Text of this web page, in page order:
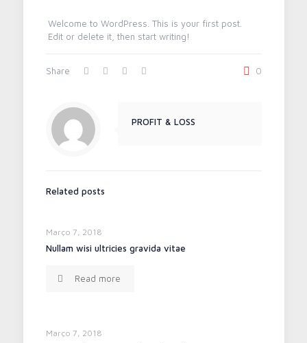
Welcome to WordPress. This is your first post.
Edit or delete it, then start writing!
Share 0
PROFIT & LOSS
Related posts
Março 7, 2018
Nullam wisi ultricies gravida vitae
Read more
Março 7, 2018